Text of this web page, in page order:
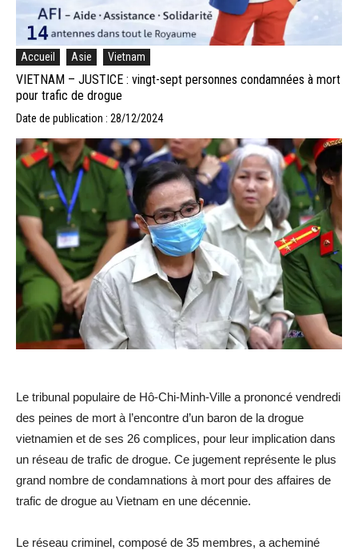
Accueil Asie Vietnam
VIETNAM – JUSTICE : vingt-sept personnes condamnées à mort
pour trafic de drogue
Date de publication : 28/12/2024
Le tribunal populaire de Hô-Chi-Minh-Ville a prononcé vendredi
des peines de mort à l’encontre d’un baron de la drogue
vietnamien et de ses 26 complices, pour leur implication dans
un réseau de trafic de drogue. Ce jugement représente le plus
grand nombre de condamnations à mort pour des affaires de
trafic de drogue au Vietnam en une décennie.
Le réseau criminel, composé de 35 membres, a acheminé